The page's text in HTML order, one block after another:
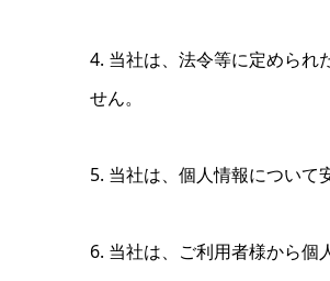
4. 当社は、法令等に定められ
せん。
5. 当社は、個人情報について
6. 当社は、ご利用者様から個